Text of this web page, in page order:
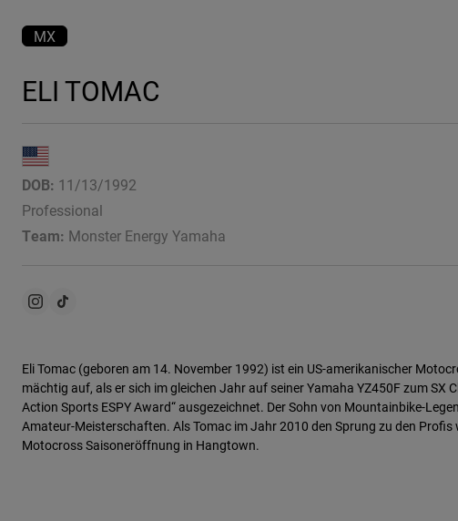
MX
ELI TOMAC
DOB: 11/13/1992
Professional
Team: Monster Energy Yamaha
Eli Tomac (geboren am 14. November 1992) ist ein US-amerikanischer
mächtig auf, als er sich im gleichen Jahr auf seiner Yamaha YZ450F zum SX
Action Sports ESPY Award“ ausgezeichnet. Der Sohn von Mountainbike-
Amateur-Meisterschaften. Als Tomac im Jahr 2010 den Sprung zu den
Motocross Saisoneröffnung in Hangtown.